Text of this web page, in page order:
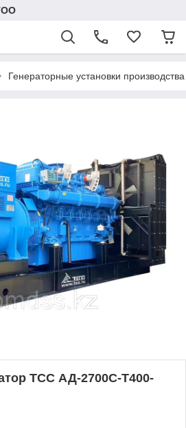
Генераторные установки
ТСС АД-2700С-Т400-